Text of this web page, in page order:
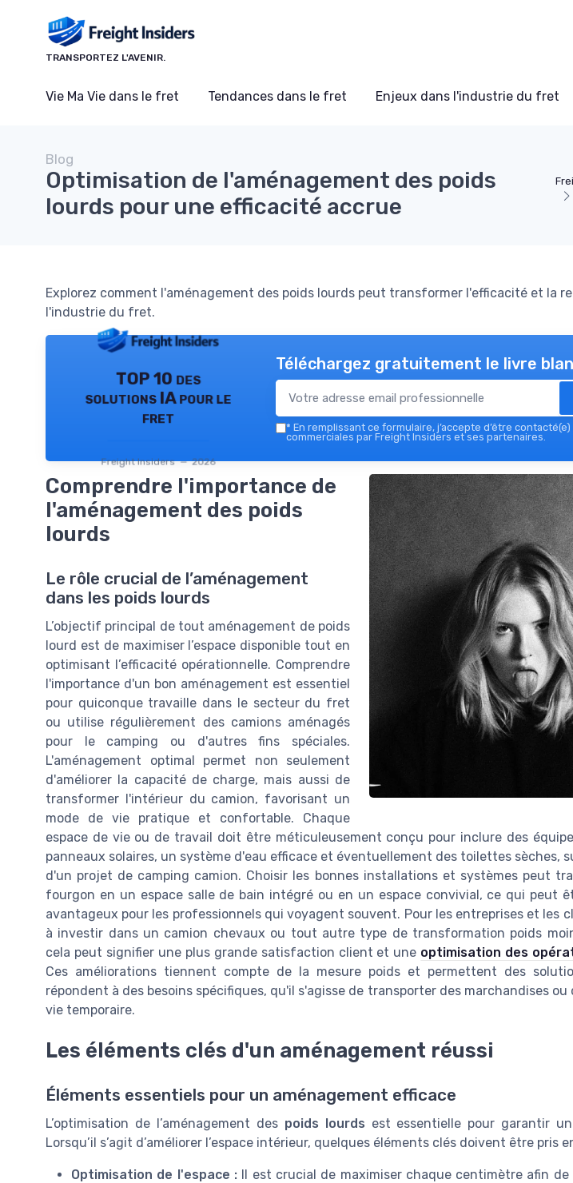
TRANSPORTEZ L'AVENIR.
Vie Ma Vie dans le fret Tendances dans le fret Enjeux dans l'industrie du fret
Blog
Optimisation de l'aménagement des poids
lourds pour une efficacité accrue
Explorez comment l'aménagement des poids lourds peut transformer l'efficacité et la
l'industrie du fret.
TOP 10 des
solutions IA pour le
fret
Freight Insiders — 2026
Téléchargez gratuitement le livre
* En remplissant ce formulaire, j’accepte d’être contacté(e)
commerciales par Freight Insiders et ses partenaires.
Comprendre l'importance de
l'aménagement des poids
lourds
Le rôle crucial de l’aménagement
dans les poids lourds
L’objectif principal de tout aménagement de poids
lourd est de maximiser l’espace disponible tout en
optimisant l’efficacité opérationnelle. Comprendre
l'importance d'un bon aménagement est essentiel
pour quiconque travaille dans le secteur du fret
ou utilise régulièrement des camions aménagés
pour le camping ou d'autres fins spéciales.
L'aménagement optimal permet non seulement
d'améliorer la capacité de charge, mais aussi de
transformer l'intérieur du camion, favorisant un
mode de vie pratique et confortable. Chaque
espace de vie ou de travail doit être méticuleusement conçu pour inclure des
panneaux solaires, un système d'eau efficace et éventuellement des toilettes sèches,
d'un projet de camping camion. Choisir les bonnes installations et systèmes peut
fourgon en un espace salle de bain intégré ou en un espace convivial, ce qui peut
avantageux pour les professionnels qui voyagent souvent. Pour les entreprises et les
à investir dans un camion chevaux ou tout autre type de transformation poids
cela peut signifier une plus grande satisfaction client et une optimisation des
Ces améliorations tiennent compte de la mesure poids et permettent des
répondent à des besoins spécifiques, qu'il s'agisse de transporter des marchandises ou
vie temporaire.
Les éléments clés d'un aménagement réussi
Éléments essentiels pour un aménagement efficace
L’optimisation de l’aménagement des poids lourds est essentielle pour garantir
Lorsqu’il s’agit d’améliorer l’espace intérieur, quelques éléments clés doivent être pris
Optimisation de l'espace :Il est crucial de maximiser chaque centimètre afin de